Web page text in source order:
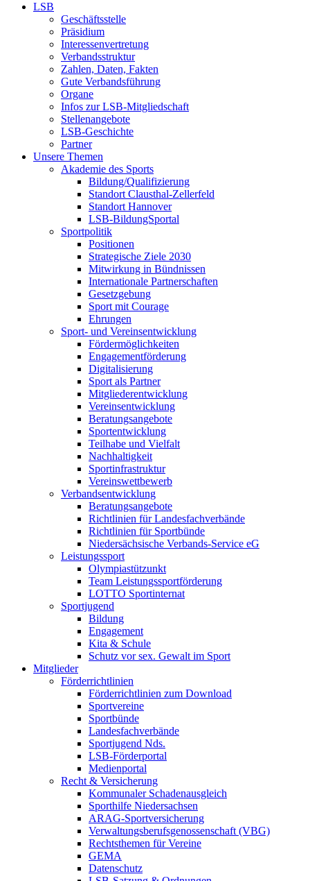
LSB
Geschäftsstelle
Präsidium
Interessenvertretung
Verbandsstruktur
Zahlen, Daten, Fakten
Gute Verbandsführung
Organe
Infos zur LSB-Mitgliedschaft
Stellenangebote
LSB-Geschichte
Partner
Unsere Themen
Akademie des Sports
Bildung/Qualifizierung
Standort Clausthal-Zellerfeld
Standort Hannover
LSB-BildungSportal
Sportpolitik
Positionen
Strategische Ziele 2030
Mitwirkung in Bündnissen
Internationale Partnerschaften
Gesetzgebung
Sport mit Courage
Ehrungen
Sport- und Vereinsentwicklung
Fördermöglichkeiten
Engagementförderung
Digitalisierung
Sport als Partner
Mitgliederentwicklung
Vereinsentwicklung
Beratungsangebote
Sportentwicklung
Teilhabe und Vielfalt
Nachhaltigkeit
Sportinfrastruktur
Vereinswettbewerb
Verbandsentwicklung
Beratungsangebote
Richtlinien für Landesfachverbände
Richtlinien für Sportbünde
Niedersächsische Verbands-Service eG
Leistungssport
Olympiastützunkt
Team Leistungssportförderung
LOTTO Sportinternat
Sportjugend
Bildung
Engagement
Kita & Schule
Schutz vor sex. Gewalt im Sport
Mitglieder
Förderrichtlinien
Förderrichtlinien zum Download
Sportvereine
Sportbünde
Landesfachverbände
Sportjugend Nds.
LSB-Förderportal
Medienportal
Recht & Versicherung
Kommunaler Schadenausgleich
Sporthilfe Niedersachsen
ARAG-Sportversicherung
Verwaltungsberufsgenossenschaft (VBG)
Rechtsthemen für Vereine
GEMA
Datenschutz